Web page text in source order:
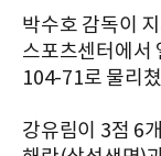
박수호 감독이
스포츠센터에서
104-71로 물리
강유림이 3점 6